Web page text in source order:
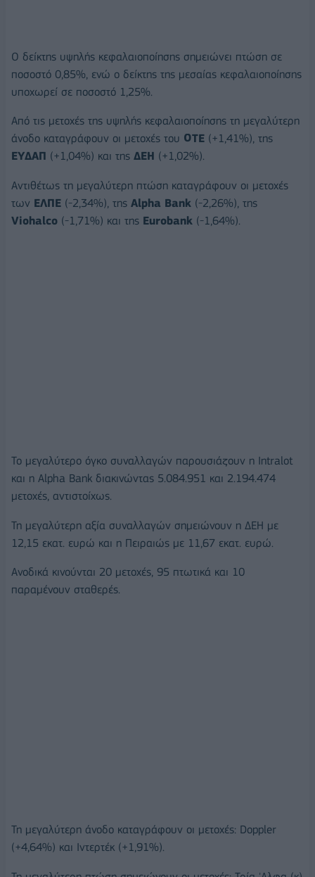
Ο δείκτης υψηλής κεφαλαιοποίησης σημειώνει πτώση σε
ποσοστό 0,85%, ενώ ο δείκτης της μεσαίας κεφαλαιοποίησης
υποχωρεί σε ποσοστό 1,25%.
Από τις μετοχές της υψηλής κεφαλαιοποίησης τη μεγαλύτερη
άνοδο καταγράφουν οι μετοχές του ΟΤΕ (+1,41%), της
ΕΥΔΑΠ (+1,04%) και της ΔΕΗ (+1,02%).
Αντιθέτως τη μεγαλύτερη πτώση καταγράφουν οι μετοχές
των ΕΛΠΕ (-2,34%), της Alpha Bank (-2,26%), της
Viohalco (-1,71%) και της Eurobank (-1,64%).
Το μεγαλύτερο όγκο συναλλαγών παρουσιάζουν η Intralot
και η Alpha Bank διακινώντας 5.084.951 και 2.194.474
μετοχές, αντιστοίχως.
Τη μεγαλύτερη αξία συναλλαγών σημειώνουν η ΔΕΗ με
12,15 εκατ. ευρώ και η Πειραιώς με 11,67 εκατ. ευρώ.
Ανοδικά κινούνται 20 μετοχές, 95 πτωτικά και 10
παραμένουν σταθερές.
Τη μεγαλύτερη άνοδο καταγράφουν οι μετοχές: Doppler
(+4,64%) και Ιντερτέκ (+1,91%).